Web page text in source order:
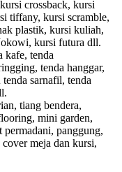
crossback, kursi
tiffany, kursi scramble,
plastik, kursi kuliah,
kursi futura dll.
kafe, tenda
tenda hanggar,
sarnafil, tenda
tiang bendera,
mini garden,
permadani, panggung,
meja dan kursi,